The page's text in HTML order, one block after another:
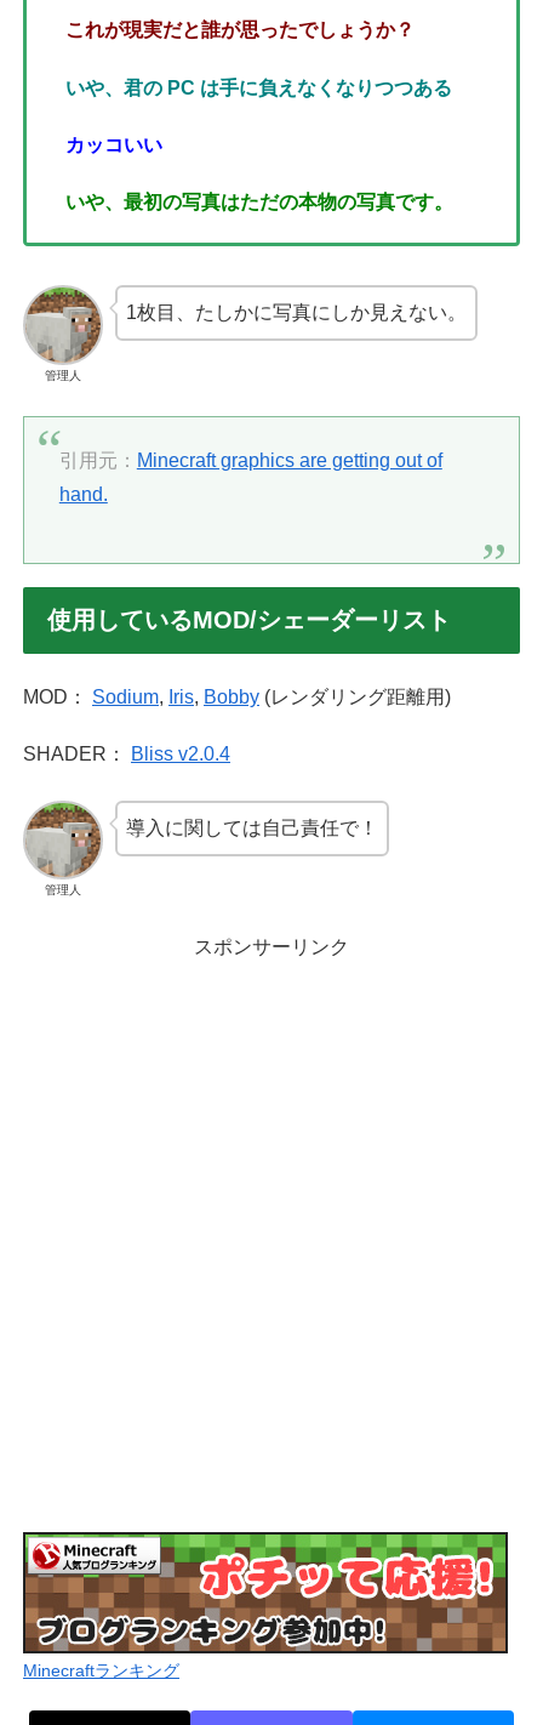
これが現実だと誰が思ったでしょうか？
いや、君の PC は手に負えなくなりつつある
カッコいい
いや、最初の写真はただの本物の写真です。
管理人
1枚目、たしかに写真にしか見えない。
引用元： Minecraft graphics are getting out of
hand.
使用しているMOD/シェーダーリスト
MOD： Sodium, Iris, Bobby (レンダリング距離用)
SHADER： Bliss v2.0.4
管理人
導入に関しては自己責任で！
スポンサーリンク
Minecraftランキング